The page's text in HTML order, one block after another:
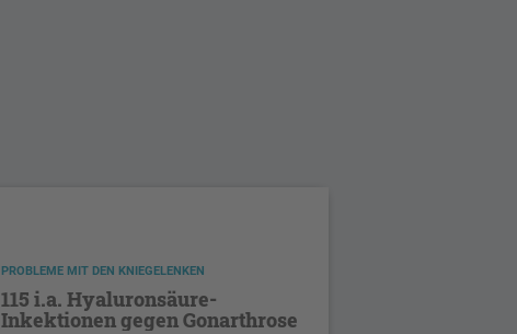
PROBLEME MIT DEN KNIEGELENKEN
115 i.a. Hyaluronsäure-
Inkektionen gegen Gonarthrose